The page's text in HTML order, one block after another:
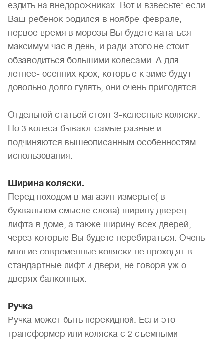
ездить на внедорожниках. Вот и взвесьте: если
Ваш ребенок родился в ноябре-феврале,
первое время в морозы Вы будете кататься
максимум час в день, и ради этого не стоит
обзаводиться большими колесами. А для
летнее- осенних крох, которые к зиме будут
довольно долго гулять, они очень пригодятся.
Отдельной статьей стоят 3-колесные коляски.
Но 3 колеса бывают самые разные и
подчиняются вышеописанным особенностям
использования.
Ширина коляски.
Перед походом в магазин измерьте( в
буквальном смысле слова) ширину дверец
лифта в доме, а также ширину всех дверей,
через которые Вы будете перебираться. Очень
многие современные коляски не проходят в
стандартные лифт и двери, не говоря уж о
дверях балконных.
Ручка
Ручка может быть перекидной. Если это
трансформер или коляска с 2 съемными